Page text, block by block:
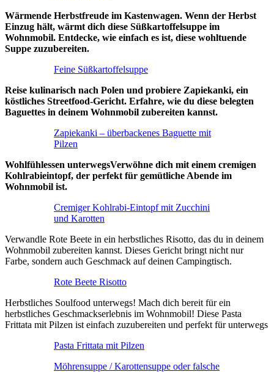
Wärmende Herbstfreude im Kastenwagen. Wenn der Herbst
Einzug hält, wärmt dich diese Süßkartoffelsuppe im
Wohnmobil. Entdecke, wie einfach es ist, diese wohltuende
Suppe zuzubereiten.
Feine Süßkartoffelsuppe
Reise kulinarisch nach Polen und probiere Zapiekanki, ein
köstliches Streetfood-Gericht. Erfahre, wie du diese belegten
Baguettes in deinem Wohnmobil zubereiten kannst.
Zapiekanki – überbackenes Baguette mit
Pilzen
Wohlfühlessen unterwegsVerwöhne dich mit einem cremigen
Kohlrabieintopf, der perfekt für gemütliche Abende im
Wohnmobil ist.
Cremiger Kohlrabi-Eintopf mit Zucchini
und Karotten
Verwandle Rote Beete in ein herbstliches Risotto, das du in deinem
Wohnmobil zubereiten kannst. Dieses Gericht bringt nicht nur
Farbe, sondern auch Geschmack auf deinen Campingtisch.
Rote Beete Risotto
Herbstliches Soulfood unterwegs! Mach dich bereit für ein
herbstliches Geschmackserlebnis im Wohnmobil! Diese Pasta
Frittata mit Pilzen ist einfach zuzubereiten und perfekt für unterwegs
Pasta Frittata mit Pilzen
Möhrensuppe / Karottensuppe oder falsche